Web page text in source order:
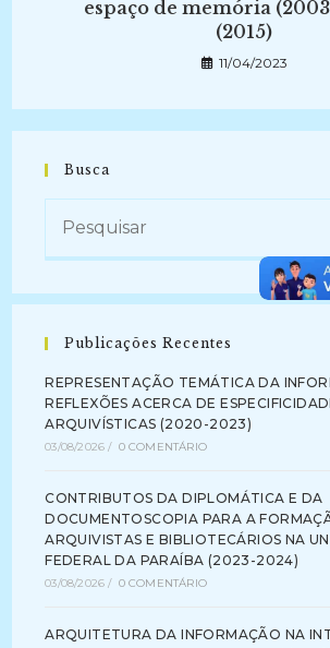
espaço de memória
(2015)
11/04/2023
Busca
Publicações Recentes
REPRESENTAÇÃO TEMÁTICA DA
REFLEXÕES ACERCA DE
ARQUIVÍSTICAS (2020-2023)
03/08/2026 / 0 COMENTÁRIO
CONTRIBUTOS DA DIPLOMÁTICA E DA
DOCUMENTOSCOPIA PARA A
ARQUIVISTAS E BIBLIOTECÁRIOS NA
FEDERAL DA PARAÍBA (2023-2024)
03/08/2026 / 0 COMENTÁRIO
ARQUITETURA DA INFORMAÇÃO NA